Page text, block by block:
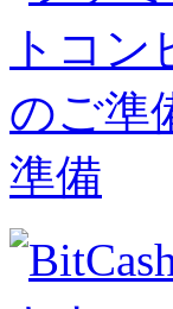
準備